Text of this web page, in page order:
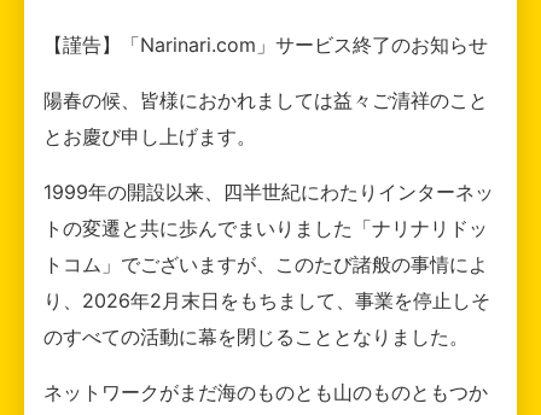
【謹告】「Narinari.com」サービス終了のお知らせ
陽春の候、皆様におかれましては益々ご清祥のこと
とお慶び申し上げます。
1999年の開設以来、四半世紀にわたりインターネッ
トの変遷と共に歩んでまいりました「ナリナリドッ
トコム」でございますが、このたび諸般の事情によ
り、2026年2月末日をもちまして、事業を停止しそ
のすべての活動に幕を閉じることとなりました。
ネットワークがまだ海のものとも山のものともつか